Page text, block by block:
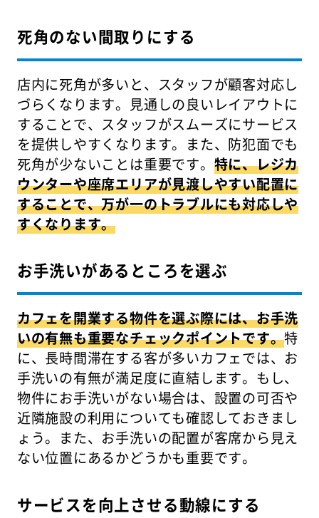
死角のない間取りにする
店内に死角が多いと、スタッフが顧客対応し
づらくなります。見通しの良いレイアウトに
することで、スタッフがスムーズにサービス
を提供しやすくなります。また、防犯面でも
死角が少ないことは重要です。 特に、レジカ
ウンターや座席エリアが見渡しやすい配置に
することで、万が一のトラブルにも対応しや
すくなります。
お手洗いがあるところを選ぶ
カフェを開業する物件を選ぶ際には、お手洗
いの有無も重要なチェックポイントです。特
に、長時間滞在する客が多いカフェでは、お
手洗いの有無が満足度に直結します。もし、
物件にお手洗いがない場合は、設置の可否や
近隣施設の利用についても確認しておきまし
ょう。また、お手洗いの配置が客席から見え
ない位置にあるかどうかも重要です。
サービスを向上させる動線にする